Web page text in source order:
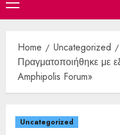
Home
Uncategorized
Πραγματοποιήθηκε με
Amphipolis Forum»
Uncategorized